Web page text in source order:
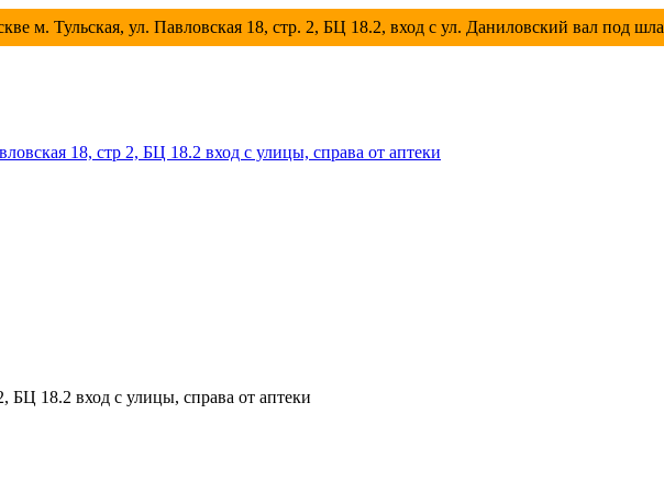
м. Тульская, ул. Павловская 18, стр. 2, БЦ 18.2, вход с ул. Даниловский вал под
18, стр 2, БЦ 18.2 вход с улицы, справа от аптеки
БЦ 18.2 вход с улицы, справа от аптеки